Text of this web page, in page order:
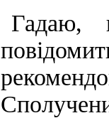
Гадаю,